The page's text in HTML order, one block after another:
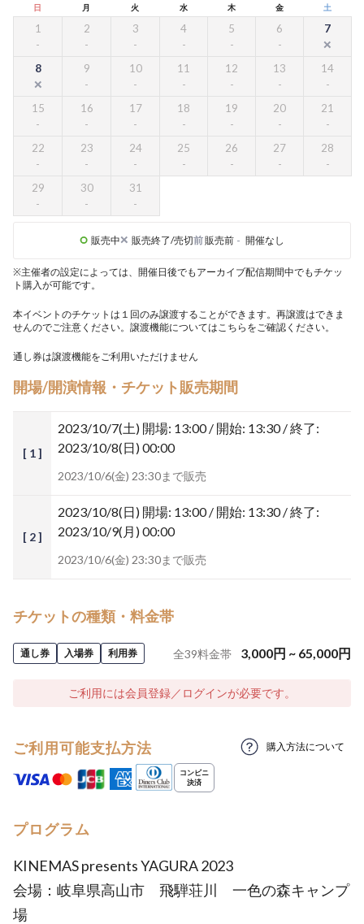
日 月 火 水 木 金 土
1 2 3 4 5 6 7
8 9 10 11 12 13 14
15 16 17 18 19 20 21
22 23 24 25 26 27 28
29 30 31
販売中 販売終了/売切前販売前 - 開催なし
※主催者の設定によっては、開催日後でもアーカイブ配信期間中でもチケッ
ト購入が可能です。
本イベントのチケットは１回のみ譲渡することができます。再譲渡はできま
せんのでご注意ください。譲渡機能についてはこちら をご確認ください。
通し券は譲渡機能をご利用いただけません
開場/開演情報・チケット販売期間
[ 1 ]
2023/10/7(土) 開場: 13:00 / 開始: 13:30 / 終了:
2023/10/8(日) 00:00
2023/10/6(金) 23:30まで販売
[ 2 ]
2023/10/8(日) 開場: 13:00 / 開始: 13:30 / 終了:
2023/10/9(月) 00:00
2023/10/6(金) 23:30まで販売
チケットの種類・料金帯
通し券 入場券 利用券 全39料金帯 3,000円 ~ 65,000円
ご利用には会員登録／ログインが必要です。
ご利用可能支払方法 購入方法について
プログラム
KINEMAS presents YAGURA 2023
会場：岐阜県高山市 飛騨荘川 一色の森キャンプ
場